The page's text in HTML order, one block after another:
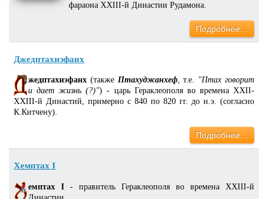
фараона XXIII-й Династии Рудамона.
Подробнее…
Джедптахиэфанх
жедптахиэфанх (также Птахуджанхеф, т.е. "Птах говорит
и дает жизнь (?)") - царь Гераклеополя во времена XXII-
XXIII-й Династий, примерно с 840 по 820 гг. до н.э. (согласно
К.Китчену).
Подробнее…
Хемптах I
емптах I - правитель Гераклеополя во времена XXIII-й